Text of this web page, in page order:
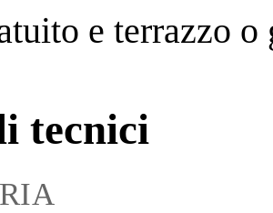
e terrazzo
tecnici